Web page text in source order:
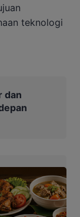
teknologi
dan